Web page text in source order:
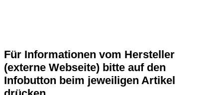
Für Informationen vom Hersteller
(externe Webseite) bitte auf den
Infobutton beim jeweiligen Artikel